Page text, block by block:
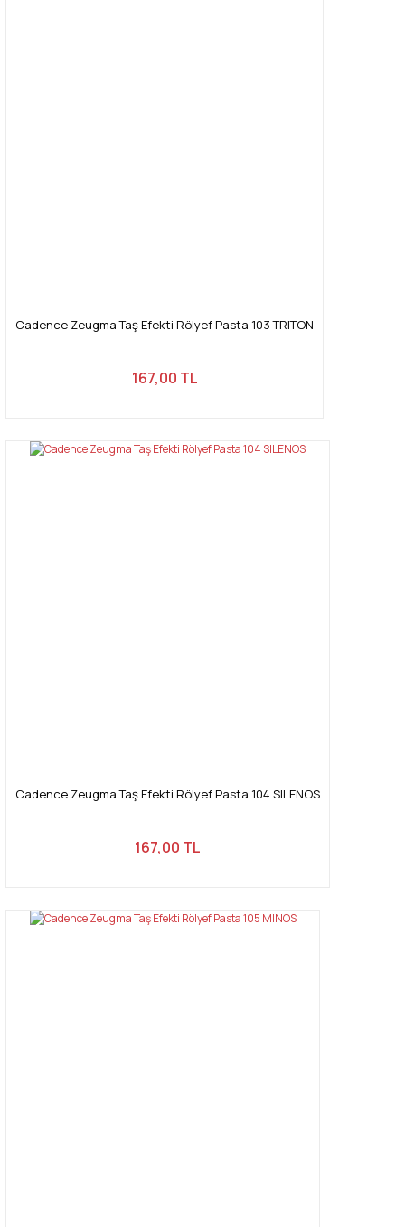
Cadence Zeugma Taş Efekti Rölyef Pasta 103 TRITON
167,00 TL
Cadence Zeugma Taş Efekti Rölyef Pasta 104 SILENOS
167,00 TL